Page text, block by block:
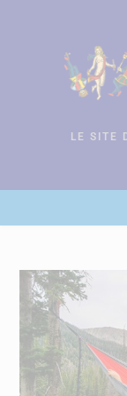
LE SITE